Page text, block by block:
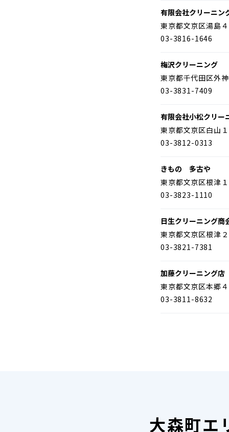
有限会社クリーニン
東京都文京区湯島
03-3816-1646
梅沢クリーニング
東京都千代田区外
03-3831-7409
有限会社小松クリー
東京都文京区白山
03-3812-0313
きもの 多古や
東京都文京区根津
03-3823-1110
日生クリーニング商
東京都文京区根津
03-3821-7381
加藤クリーニング店
東京都文京区本郷
03-3811-8632
大森町エ